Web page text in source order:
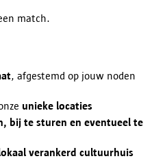
match.
, afgestemd op jouw noden
unieke locaties
bij te sturen en eventueel te
lokaal verankerd cultuurhuis